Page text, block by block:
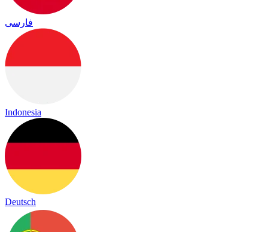
فارسی
Indonesia
Deutsch